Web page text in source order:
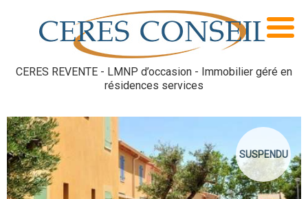
CERES REVENTE - LMNP d’occasion - Immobilier géré en
résidences services
SUSPENDU